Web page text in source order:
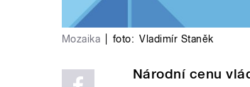
Mozaika foto: Vladimír Staněk
Národní cenu